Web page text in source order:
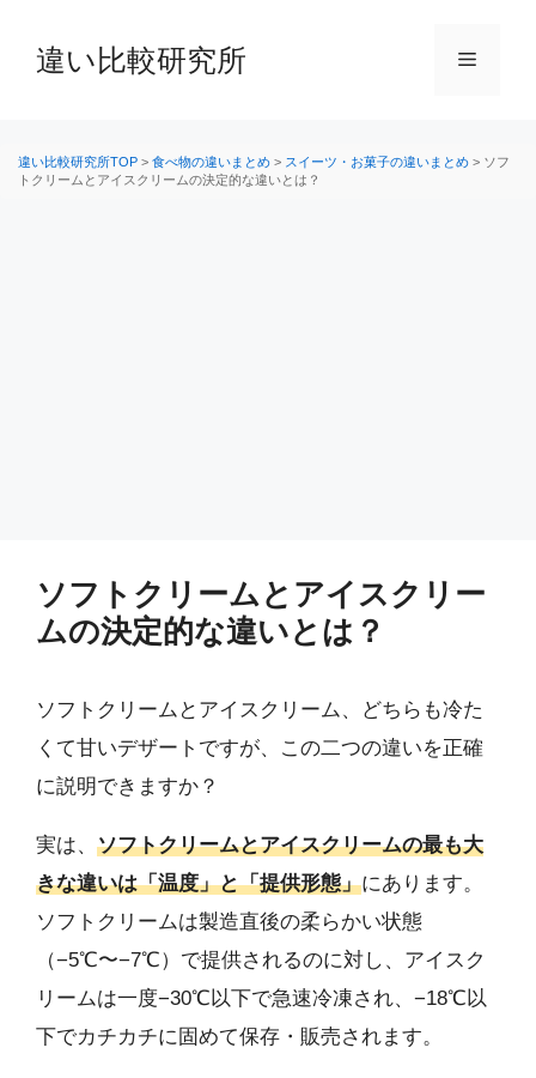
へ
違い比較研究所 メ
違い比較研究所TOP > 食べ物の違いまとめ > スイーツ・お菓子の違いまとめ > ソフ
トクリームとアイスクリームの決定的な違いとは？
ソフトクリームとアイスクリー
ムの決定的な違いとは？
ソフトクリームとアイスクリーム、どちらも冷た
くて甘いデザートですが、この二つの違いを正確
に説明できますか？
実は、 ソフトクリームとアイスクリームの最も大
きな違いは「温度」と「提供形態」にあります。
ソフトクリームは製造直後の柔らかい状態
（−5℃〜−7℃）で提供されるのに対し、アイスク
リームは一度−30℃以下で急速冷凍され、−18℃以
下でカチカチに固めて保存・販売されます。